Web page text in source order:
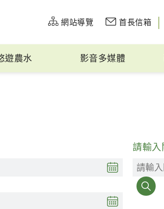
網站導覽 首長信箱
遊農水 影音多媒體
請輸入